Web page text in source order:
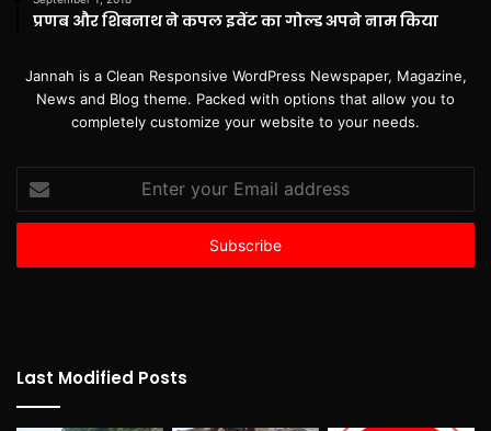
प्रणब और शिबनाथ ने कपल इवेंट का गोल्ड अपने नाम किया
Jannah is a Clean Responsive WordPress Newspaper, Magazine,
News and Blog theme. Packed with options that allow you to
completely customize your website to your needs.
Enter
your
Email
Last Modified Posts